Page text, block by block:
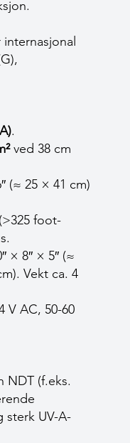
.
ved 38 cm
(≈ 25 × 41 cm)
foot-
× 8″ × 5″ (≈
Vekt ca. 4
V AC, 50-60
NDT (f.eks.
sterk UV-A-